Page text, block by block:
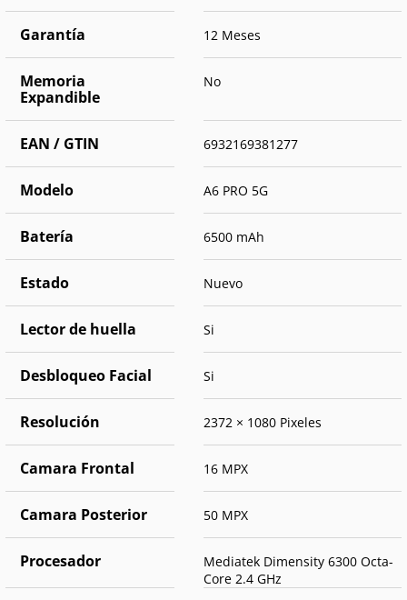
Garantía 12 Meses
Memoria
Expandible
No
EAN / GTIN 6932169381277
Modelo A6 PRO 5G
Batería 6500 mAh
Estado Nuevo
Lector de huella Si
Desbloqueo Facial Si
Resolución 2372 × 1080 Pixeles
Camara Frontal 16 MPX
Camara Posterior 50 MPX
Procesador
Mediatek Dimensity 6300 Octa-
Core 2.4 GHz